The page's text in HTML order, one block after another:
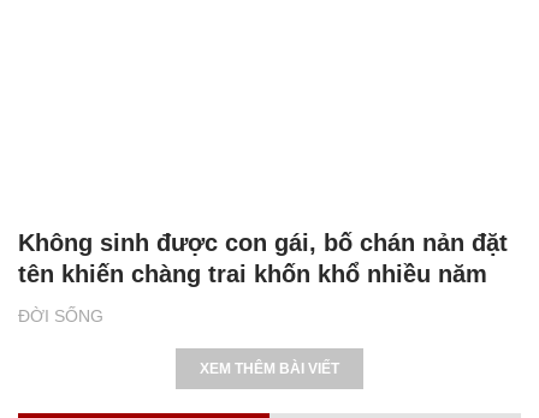
ĐỜI SỐNG
Không sinh được con gái, bố chán nản đặt
tên khiến chàng trai khốn khổ nhiều năm
XEM THÊM BÀI VIẾT